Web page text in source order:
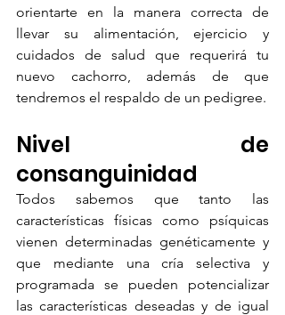
orientarte en la manera correcta de
llevar su alimentación, ejercicio y
cuidados de salud que requerirá tu
nuevo cachorro, además de que
tendremos el respaldo de un pedigree.
Nivel de
consanguinidad
Todos sabemos que tanto las
características físicas como psíquicas
vienen determinadas genéticamente y
que mediante una cría selectiva y
programada se pueden potencializar
las características deseadas y de igual